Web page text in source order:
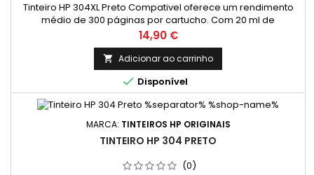
Tinteiro HP 304XL Preto Compativel oferece um rendimento
médio de 300 páginas por cartucho. Com 20 ml de
capacidade, este cartucho garante impressões nítidas e de
alta qualidade. Ideal para quem imprime documentos com
frequência, sem comprometer o orçamento. A instalação do
cartucho é simples e rápida, permitindo um uso sem
complicações. Proporciona um...
Preço
14,90 €
 Adicionar ao carrinho
 Disponível
MARCA: TINTEIROS HP ORIGINAIS
TINTEIRO HP 304 PRETO
(0)